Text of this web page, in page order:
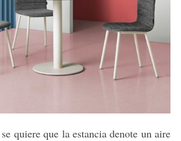
quiere que la estancia denote un aire